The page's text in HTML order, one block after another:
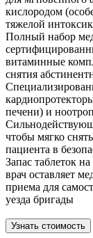
кислородом
тяжелой
Полный набор
витаминные
снятия
печени) и
чтобы мягко
пациента в
Запас таблеток
врач оставляет
приема для
уезда бригады
Узнать стоимость